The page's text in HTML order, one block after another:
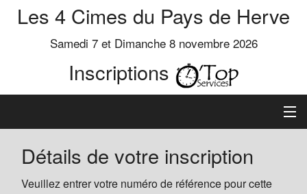
Les 4 Cimes du Pays de Herve
Samedi 7 et Dimanche 8 novembre 2026
Inscriptions
Inscription
Préinscrits
Détails de votre inscription
Veuillez entrer votre numéro de référence pour cette